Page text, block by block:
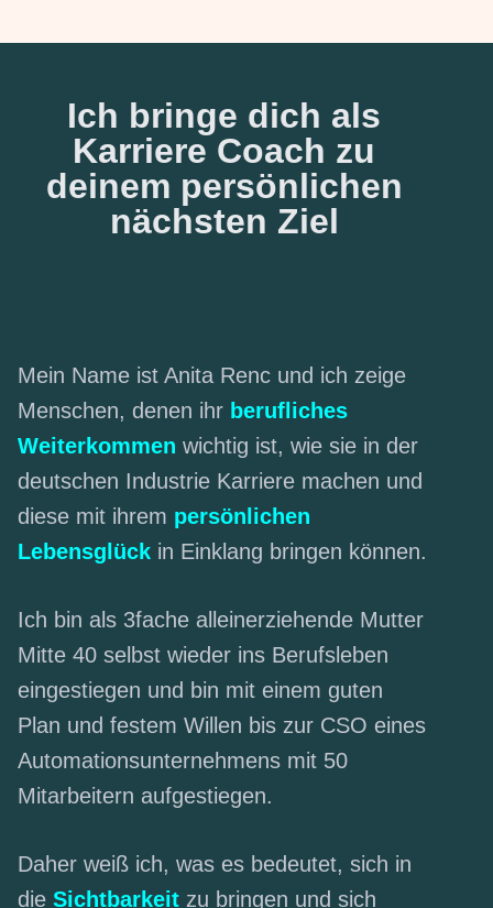
Ich bringe dich als
Karriere Coach zu
deinem persönlichen
nächsten Ziel
Mein Name ist Anita Renc und ich zeige
Menschen, denen ihr berufliches
Weiterkommen wichtig ist, wie sie in der
deutschen Industrie Karriere machen und
diese mit ihrem persönlichen
Lebensglück in Einklang bringen können.
Ich bin als 3fache alleinerziehende Mutter
Mitte 40 selbst wieder ins Berufsleben
eingestiegen und bin mit einem guten
Plan und festem Willen bis zur CSO eines
Automationsunternehmens mit 50
Mitarbeitern aufgestiegen.
Daher weiß ich, was es bedeutet, sich in
die Sichtbarkeit zu bringen und sich